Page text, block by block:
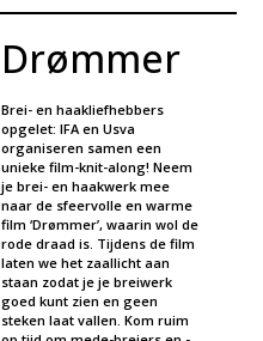
Drømmer
Brei- en haakliefhebbers
opgelet: IFA en Usva
organiseren samen een
unieke film-knit-along! Neem
je brei- en haakwerk mee
naar de sfeervolle en warme
film ‘Drømmer’, waarin wol de
rode draad is. Tijdens de film
laten we het zaallicht aan
staan zodat je je breiwerk
goed kunt zien en geen
steken laat vallen. Kom ruim